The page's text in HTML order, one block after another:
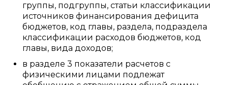
группы, подгруппы, статьи классификации
источников финансирования дефицита
бюджетов, код главы, раздела, подраздела
классификации расходов бюджетов, код
главы, вида доходов;
в разделе 3 показатели расчетов с
физическими лицами подлежат